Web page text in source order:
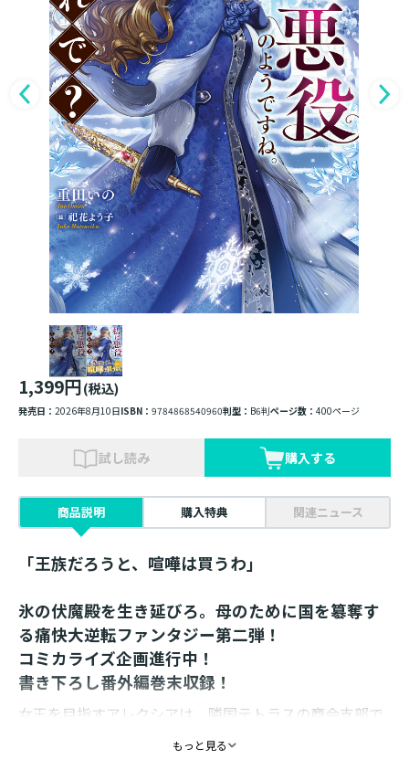
1,399円(税込)
発売日： 2026年8月10日ISBN： 9784868540960判型： B6判ページ数： 400ページ
試し読み 購入する
商品説明 購入特典 関連ニュース
「王族だろうと、喧嘩は買うわ」
氷の伏魔殿を生き延びろ。母のために国を簒奪す
る痛快大逆転ファンタジー第二弾！
コミカライズ企画進行中！
書き下ろし番外編巻末収録！
女王を目指すアレクシアは、隣国テトラスの商会支部で
殺された部下を前に怒りに震えていた。身内であり、家
族同然の彼ら。その尊厳を奪った人間を絶対に許さな
もっと見る